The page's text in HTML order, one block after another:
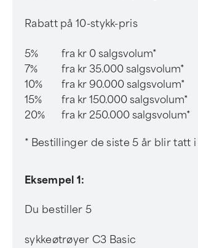
Rabatt på 10-stykk-pris
5%
fra kr 0 salgsvolum*
7%
fra kr 35.000 salgsvolum*
10%
fra kr 90.000 salgsvolum*
15%
fra kr 150.000 salgsvolum*
20%
fra kr 250.000 salgsvolum*
* Bestillinger de siste 5 år blir tatt
Eksempel 1:
Du bestiller 5
sykkeøtrøyer C3 Basic